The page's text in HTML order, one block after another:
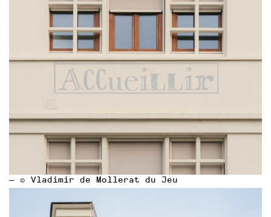
— © Vladimir de Mollerat du Jeu